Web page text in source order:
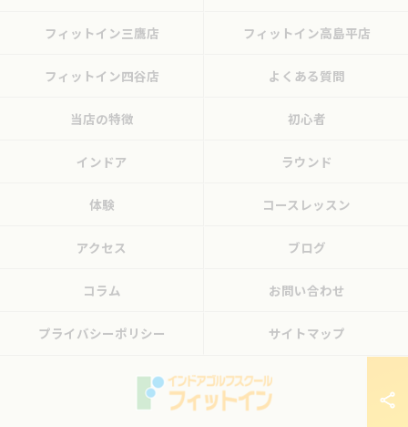
フィットイン三鷹店 フィットイン高島平店
フィットイン四谷店 よくある質問
当店の特徴 初心者
インドア ラウンド
体験 コースレッスン
アクセス ブログ
コラム お問い合わせ
プライバシーポリシー サイトマップ